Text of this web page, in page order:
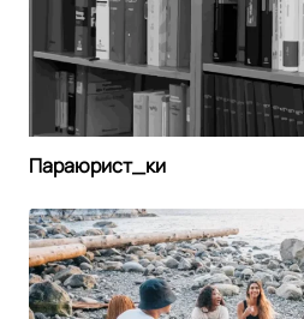
Параюрист_ки